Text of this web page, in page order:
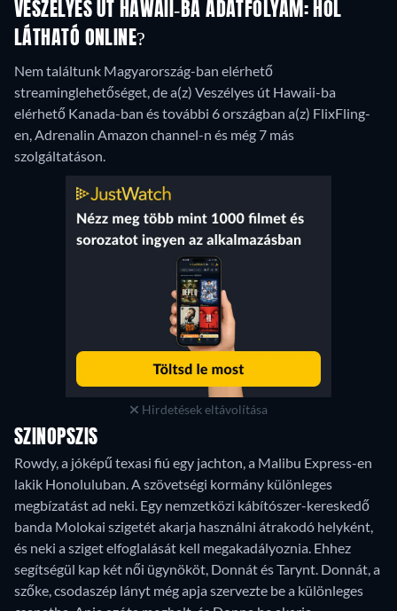
VESZÉLYES ÚT HAWAII-BA ADATFOLYAM: HOL
LÁTHATÓ ONLINE?
Nem találtunk Magyarország-ban elérhető
streaminglehetőséget, de a(z) Veszélyes út Hawaii-ba
elérhető Kanada-ban és további 6 országban a(z) FlixFling-
en, Adrenalin Amazon channel-n és még 7 más
szolgáltatáson.
Hirdetések eltávolítása
SZINOPSZIS
Rowdy, a jóképű texasi fiú egy jachton, a Malibu Express-en
lakik Honoluluban. A szövetségi kormány különleges
megbízatást ad neki. Egy nemzetközi kábítószer-kereskedő
banda Molokai szigetét akarja használni átrakodó helyként,
és neki a sziget elfoglalását kell megakadályoznia. Ehhez
segítségül kap két női ügynököt, Donnát és Tarynt. Donnát, a
szőke, csodaszép lányt még apja szervezte be a különleges